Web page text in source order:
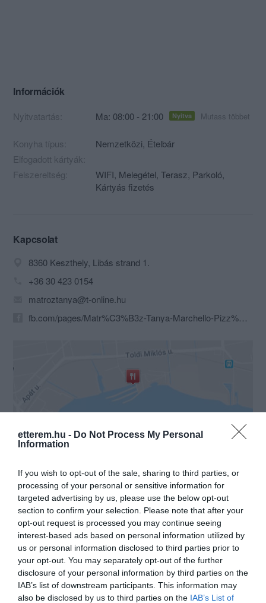
etterem.hu - Do Not Process My Personal
Information
If you wish to opt-out of the sale, sharing to third parties, or
processing of your personal or sensitive information for
targeted advertising by us, please use the below opt-out
section to confirm your selection. Please note that after your
opt-out request is processed you may continue seeing
interest-based ads based on personal information utilized by
us or personal information disclosed to third parties prior to
your opt-out. You may separately opt-out of the further
disclosure of your personal information by third parties on the
IAB’s list of downstream participants. This information may
also be disclosed by us to third parties on the IAB’s List of
Információk
Nyitvatartás: Ma: 08:00 - 21:00 Nyitva Mutass többet
Konyha típus: Nemzetközi, Ételbár
Elfogadott kártyák:
Felszereltség:
WIFI, Melegétel, Terasz, Parkoló,
Kártyás fizetés
Kapcsolat
8360 Keszthely, Libás strand 1.
+36 30 423 0154
matroztanya@t-online.hu
fb.com/pages/Matr%C3%B3z-Tanya-Marchello-Pizz%C3%A9ria-Keszthely-Lib%C3%A1s-strand/181257171892883?sk=timeline
Probléma jelentése Te vagy a tulajdonos?